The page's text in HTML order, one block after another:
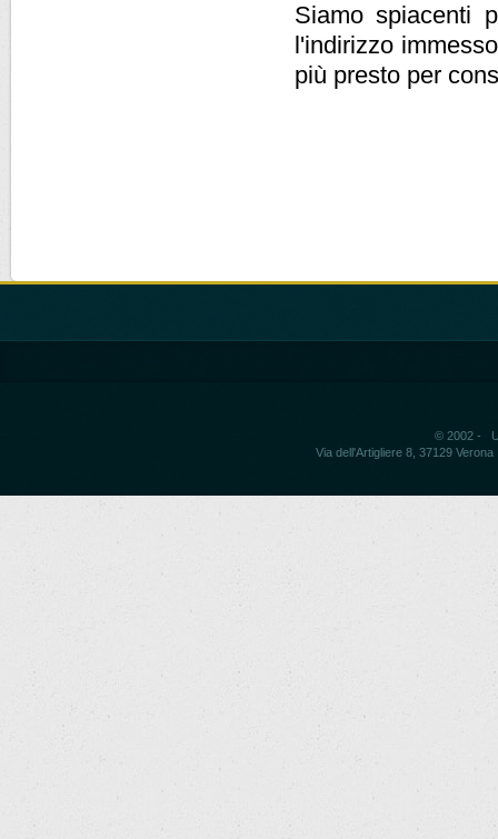
Siamo spiacenti
l'indirizzo
più presto per
© 2002 -
Via dell'Artigliere 8, 37129